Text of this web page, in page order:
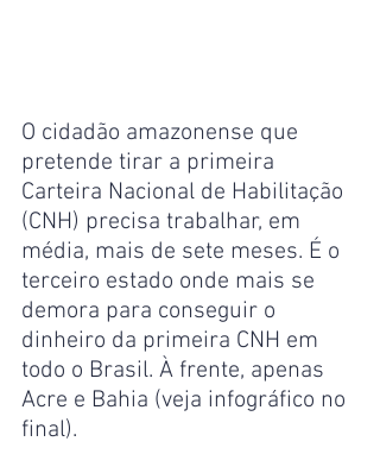
O cidadão amazonense que
pretende tirar a primeira
Carteira Nacional de Habilitação
(CNH) precisa trabalhar, em
média, mais de sete meses. É o
terceiro estado onde mais se
demora para conseguir o
dinheiro da primeira CNH em
todo o Brasil. À frente, apenas
Acre e Bahia (veja infográfico no
final).